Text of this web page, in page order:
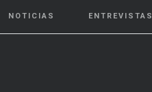
NOTICIAS ENTREVISTAS